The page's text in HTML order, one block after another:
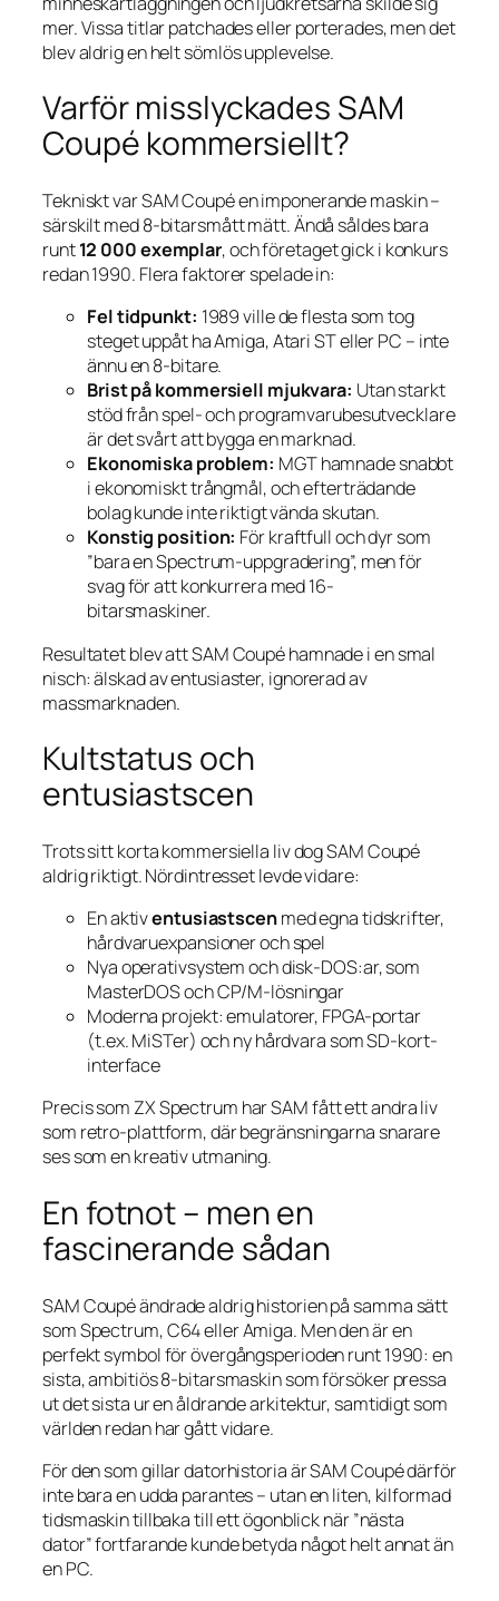
mer. Vissa titlar patchades eller porterades, men det
blev aldrig en helt sömlös upplevelse.
Varför misslyckades SAM
Coupé kommersiellt?
Tekniskt var SAM Coupé en imponerande maskin –
särskilt med 8-bitarsmått mätt. Ändå såldes bara
runt12 000 exemplar, och företaget gick i konkurs
redan 1990. Flera faktorer spelade in:
Fel tidpunkt: 1989 ville de flesta som tog
steget uppåt ha Amiga, Atari ST eller PC – inte
ännu en 8-bitare.
Brist på kommersiell mjukvara: Utan starkt
stöd från spel- och programvarube­sutvecklare
är det svårt att bygga en marknad.
Ekonomiska problem: MGT hamnade snabbt
i ekonomiskt trångmål, och efterträdande
bolag kunde inte riktigt vända skutan.
Konstig position: För kraftfull och dyr som
”bara en Spectrum-uppgradering”, men för
svag för att konkurrera med 16-
bitarsmaskiner.
Resultatet blev att SAM Coupé hamnade i en smal
nisch: älskad av entusiaster, ignorerad av
massmarknaden.
Kultstatus och
entusiastscen
Trots sitt korta kommersiella liv dog SAM Coupé
aldrig riktigt. Nördintresset levde vidare:
En aktiventusiastscenmed egna tidskrifter,
hårdvaru­expansioner och spel
Nya operativsystem och disk-DOS:ar, som
MasterDOS och CP/M-lösningar
Moderna projekt: emulatorer, FPGA-portar
(t.ex. MiSTer) och ny hårdvara som SD-kort-
interface
Precis som ZX Spectrum har SAM fått ett andra liv
som retro-plattform, där begränsningarna snarare
ses som en kreativ utmaning.
En fotnot – men en
fascinerande sådan
SAM Coupé ändrade aldrig historien på samma sätt
som Spectrum, C64 eller Amiga. Men den är en
perfekt symbol för övergångsperioden runt 1990: en
sista, ambitiös 8-bitarsmaskin som försöker pressa
ut det sista ur en åldrande arkitektur, samtidigt som
världen redan har gått vidare.
För den som gillar datorhistoria är SAM Coupé därför
inte bara en udda parantes – utan en liten, kilformad
tidsmaskin tillbaka till ett ögonblick när ”nästa
dator” fortfarande kunde betyda något helt annat än
en PC.